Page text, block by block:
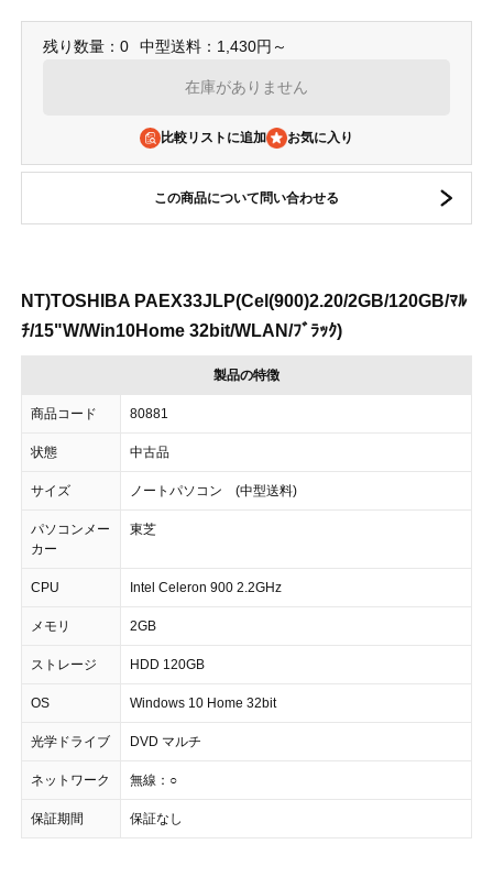
残り数量：0 中型送料：1,430円～
在庫がありません
比較リストに追加
この商品について問い合わせる
NT)TOSHIBA PAEX33JLP(Cel(900)2.20/2GB/120GB/ﾏﾙ
ﾁ/15"W/Win10Home 32bit/WLAN/ﾌﾞﾗｯｸ)
製品の特徴
商品コード 80881
状態 中古品
サイズ ノートパソコン (中型送料)
パソコンメー
カー
東芝
CPU Intel Celeron 900 2.2GHz
メモリ 2GB
ストレージ HDD 120GB
OS Windows 10 Home 32bit
光学ドライブ DVD マルチ
ネットワーク 無線：○
保証期間 保証なし